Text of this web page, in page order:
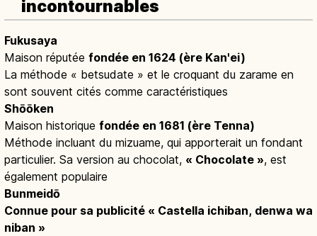
incontournables
Fukusaya
Maison réputée fondée en 1624 (ère Kan'ei)
La méthode « betsudate » et le croquant du zarame en
sont souvent cités comme caractéristiques
Shōōken
Maison historique fondée en 1681 (ère Tenna)
Méthode incluant du mizuame, qui apporterait un fondant
particulier. Sa version au chocolat, « Chocolate », est
également populaire
Bunmeidō
Connue pour sa publicité « Castella ichiban, denwa wa
niban »